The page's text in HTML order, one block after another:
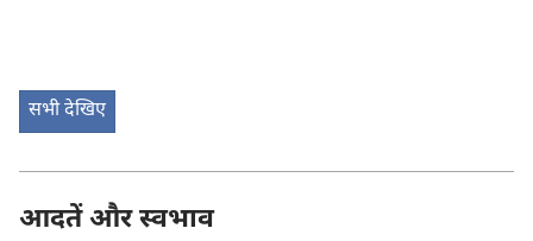
सभी देखिए
आदतें और स्वभाव